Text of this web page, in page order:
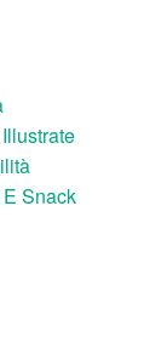
Snack